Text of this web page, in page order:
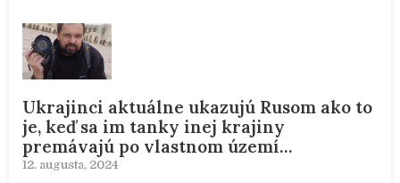
Ukrajinci aktuálne ukazujú Rusom ako to
je, keď sa im tanky inej krajiny
premávajú po vlastnom území…
12. augusta, 2024